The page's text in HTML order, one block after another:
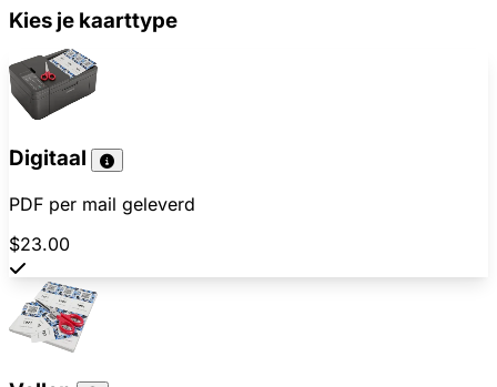
Kies je kaarttype
Digitaal
PDF per mail geleverd
$23.00